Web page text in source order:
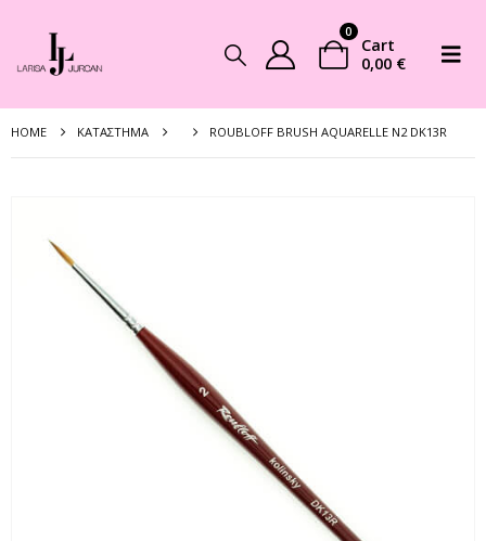
0
Cart
0,00 €
HOME ΚΑΤΆΣΤΗΜΑ ROUBLOFF BRUSH AQUARELLE N2 DK13R